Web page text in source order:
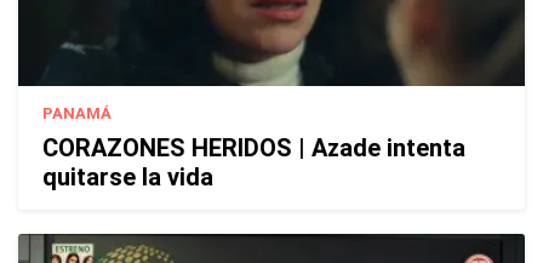
PANAMÁ
CORAZONES HERIDOS | Azade intenta
quitarse la vida